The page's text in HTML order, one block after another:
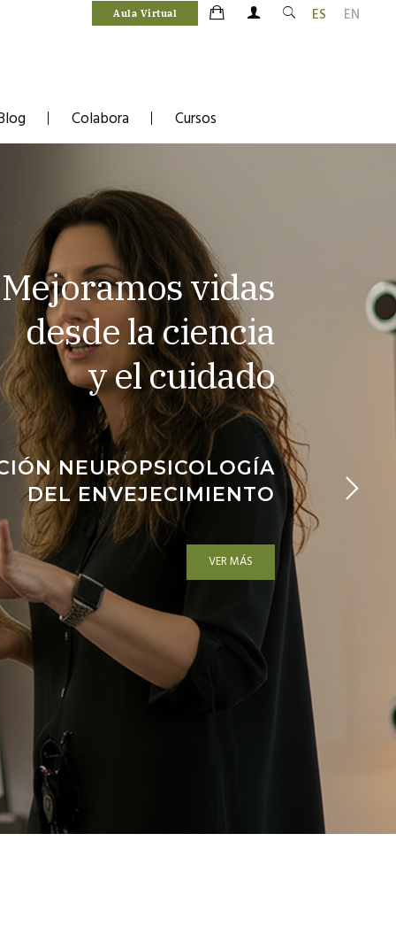
ES EN
Aula Virtual
Colabora Cursos
Mejoramos vidas
desde la ciencia
y el cuidado
NEUROPSICOLOGÍA
DEL ENVEJECIMIENTO
VER MÁS